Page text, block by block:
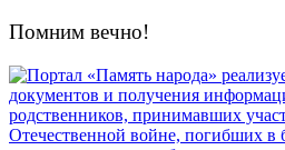
Помним вечно!